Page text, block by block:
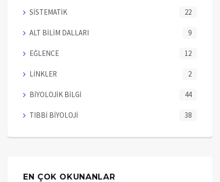
SİSTEMATİK 22
ALT BİLİM DALLARI 9
EĞLENCE 12
LİNKLER 2
BİYOLOJİK BİLGİ 44
TIBBİ BİYOLOJİ 38
EN ÇOK OKUNANLAR